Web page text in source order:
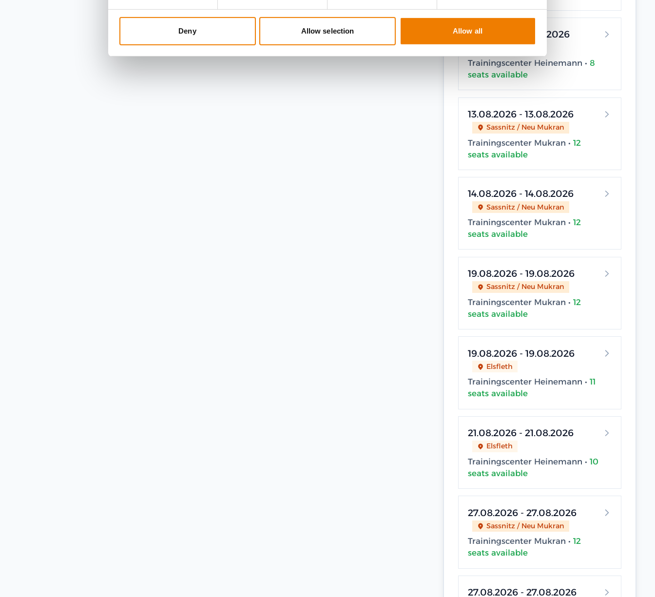
Deny Allow selection Allow all11.08.2026 - 11.08.2026
Trainingscenter Heinemann • 8
seats available
13.08.2026 - 13.08.2026
Sassnitz / Neu Mukran
Trainingscenter Mukran • 12
seats available
14.08.2026 - 14.08.2026
Sassnitz / Neu Mukran
Trainingscenter Mukran • 12
seats available
19.08.2026 - 19.08.2026
Sassnitz / Neu Mukran
Trainingscenter Mukran • 12
seats available
19.08.2026 - 19.08.2026
Elsfleth
Trainingscenter Heinemann • 11
seats available
21.08.2026 - 21.08.2026
Elsfleth
Trainingscenter Heinemann • 10
seats available
27.08.2026 - 27.08.2026
Sassnitz / Neu Mukran
Trainingscenter Mukran • 12
seats available
27.08.2026 - 27.08.2026